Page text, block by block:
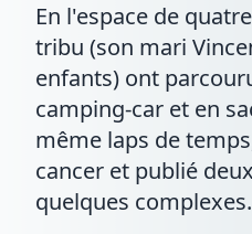
En l'espace de
tribu (son mari
enfants) ont
camping-car et en
même laps de
cancer et publié
quelques complexes.